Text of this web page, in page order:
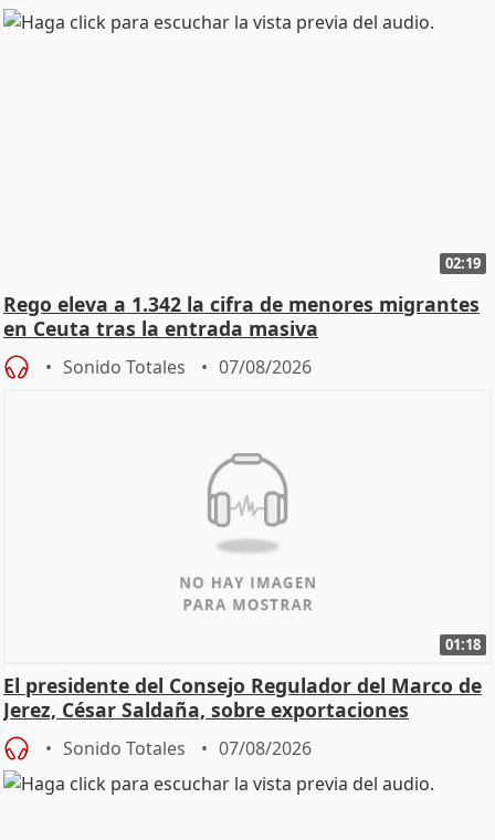
02:19
Rego eleva a 1.342 la cifra de menores migrantes
en Ceuta tras la entrada masiva
Sonido Totales 07/08/2026
01:18
El presidente del Consejo Regulador del Marco de
Jerez, César Saldaña, sobre exportaciones
Sonido Totales 07/08/2026